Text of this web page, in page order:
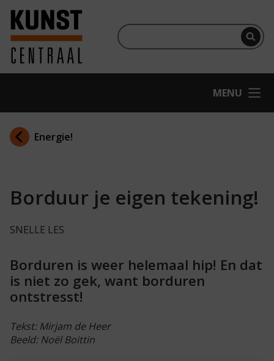
Ga naar hoofdinhoud
Terug naar homepage
OPEN
MENU
Energie!
Borduur je eigen tekening!
SNELLE LES
Borduren is weer helemaal hip! En dat
is niet zo gek, want borduren
ontstresst!
Tekst: Mirjam de Heer
Beeld: Noël Boittin